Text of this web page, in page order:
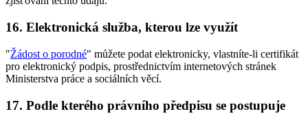
16. Elektronická služba, kterou lze využít
"Žádost o porodné" můžete podat elektronicky, vlastníte-li certifikát
pro elektronický podpis, prostřednictvím internetových stránek
Ministerstva práce a sociálních věcí.
17. Podle kterého právního předpisu se postupuje